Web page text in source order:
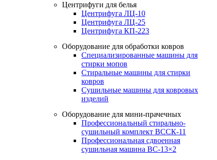
Центрифуги для белья
Центрифуга ЛЦ-10
Центрифуга ЛЦ-25
Центрифуга КП-223
Оборудование для обработки ковров
Специализированные машины для
стирки мопов
Стиральные машины для стирки
ковров
Сушильные машины для ковровых
изделий
Оборудование для мини-прачечных
Профессиональный стирально-
сушильный комплект ВССК-11
Профессиональная сдвоенная
сушильная машина ВС-13×2